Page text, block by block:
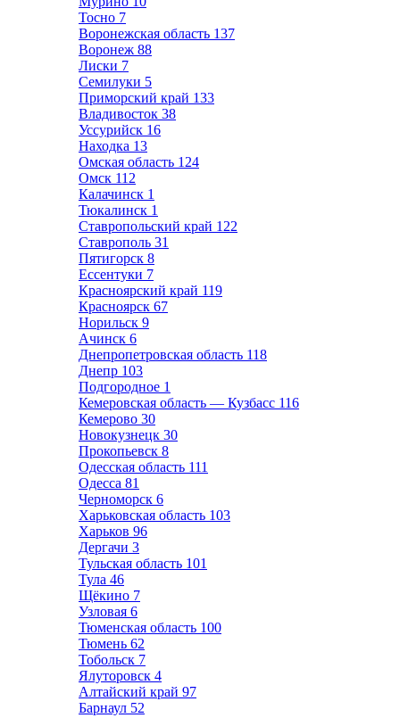
Тосно 7
Воронежская область 137
Воронеж 88
Лиски 7
Семилуки 5
Приморский край 133
Владивосток 38
Уссурийск 16
Находка 13
Омская область 124
Омск 112
Калачинск 1
Тюкалинск 1
Ставропольский край 122
Ставрополь 31
Пятигорск 8
Ессентуки 7
Красноярский край 119
Красноярск 67
Норильск 9
Ачинск 6
Днепропетровская область 118
Днепр 103
Подгородное 1
Кемеровская область — Кузбасс 116
Кемерово 30
Новокузнецк 30
Прокопьевск 8
Одесская область 111
Одесса 81
Черноморск 6
Харьковская область 103
Харьков 96
Дергачи 3
Тульская область 101
Тула 46
Щёкино 7
Узловая 6
Тюменская область 100
Тюмень 62
Тобольск 7
Ялуторовск 4
Алтайский край 97
Барнаул 52